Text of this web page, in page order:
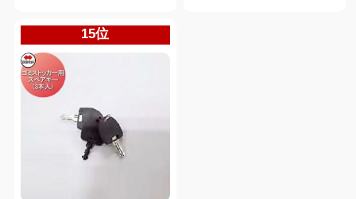
15位